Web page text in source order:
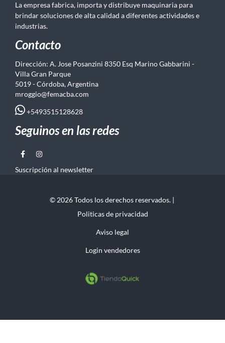
La empresa fabrica, importa y distribuye maquinaria para
brindar soluciones de alta calidad a diferentes actividades e
industrias.
Contacto
Dirección: A. Jose Posanzini 8350 Esq Marino Gabbarini -
Villa Gran Parque
5019 - Córdoba, Argentina
mroggio@femacba.com
+5493515128628
Seguinos en las redes
Suscripción al newsletter
© 2026 Todos los derechos reservados. |
Politicas de privacidad
Aviso legal
Login vendedores